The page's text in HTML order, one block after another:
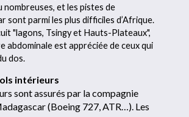
nombreuses, et les pistes de
sont parmi les plus difficiles d’Afrique.
"lagons, Tsingy et Hauts-Plateaux",
abdominale est appréciée de ceux qui
dos.
intérieurs
sont assurés par la compagnie
(Boeing 727, ATR…). Les